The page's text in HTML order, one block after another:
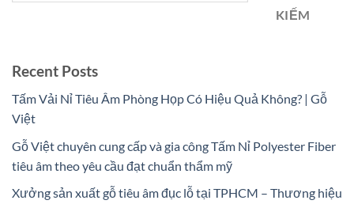
KIẾM
Recent Posts
Tấm Vải Nỉ Tiêu Âm Phòng Họp Có Hiệu Quả Không? | Gỗ
Việt
Gỗ Việt chuyên cung cấp và gia công Tấm Nỉ Polyester Fiber
tiêu âm theo yêu cầu đạt chuẩn thẩm mỹ
Xưởng sản xuất gỗ tiêu âm đục lỗ tại TPHCM – Thương hiệu